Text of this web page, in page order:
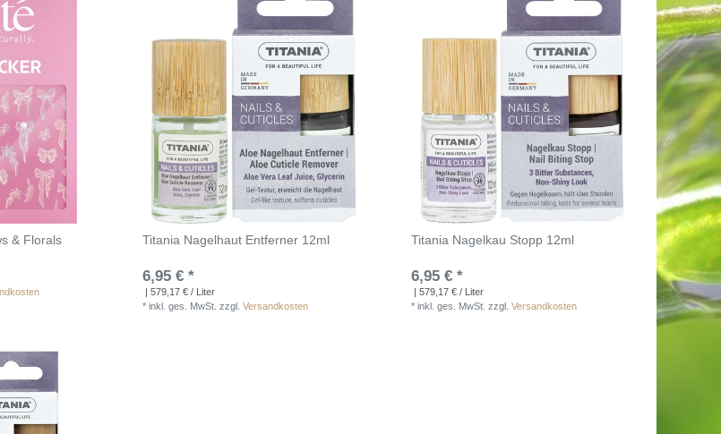
& Florals Titania Nagelhaut Entferner 12ml
6,95 € *
| 579,17 € / Liter
*inkl. ges. MwSt. zzgl.Versandkosten
Titania Nagelkau Stopp 12ml
6,95 € *
| 579,17 € / Liter
*inkl. ges. MwSt. zzgl.Versandkosten